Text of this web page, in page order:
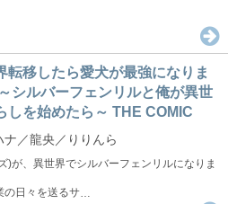
転移したら愛犬が最強になりま
シルバーフェンリルと俺が異世
しを始めたら～ THE COMIC
ナ／龍央／りりんら
)が、異世界でシルバーフェンリルになりま
の日々を送るサ…